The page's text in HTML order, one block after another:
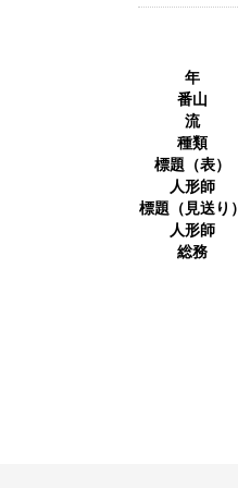
年
番山
流
種類
標題（表）
人形師
標題（見送り）
人形師
総務